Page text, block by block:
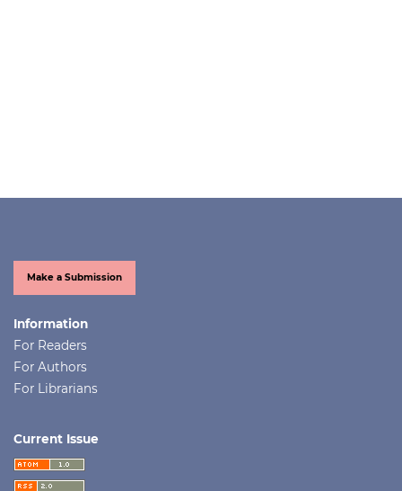
Make a Submission
Information
For Readers
For Authors
For Librarians
Current Issue